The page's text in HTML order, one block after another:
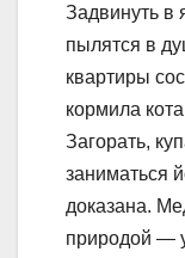
Задвинуть в
пылятся в
квартиры
кормила
Загорать,
заниматься
доказана.
природой —